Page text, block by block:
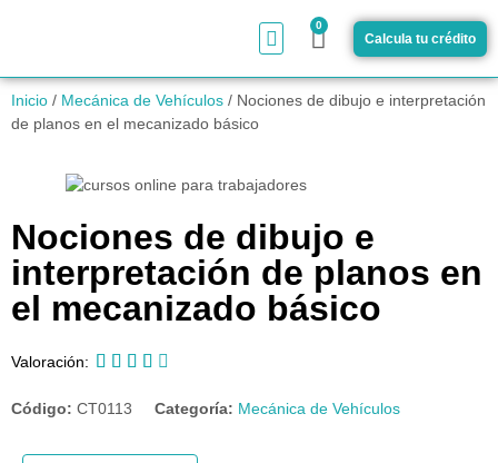
0
Calcula tu crédito
Inicio / Mecánica de Vehículos / Nociones de dibujo e interpretación
de planos en el mecanizado básico
Nociones de dibujo e
interpretación de planos en
el mecanizado básico
Valoración:     
Código: CT0113 Categoría: Mecánica de Vehículos